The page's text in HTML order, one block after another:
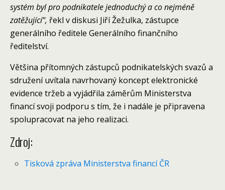
systém byl pro podnikatele jednoduchý a co nejméně
zatěžující“, řekl v diskusi Jiří Žežulka, zástupce
generálního ředitele Generálního finančního
ředitelství.
Většina přítomných zástupců podnikatelských svazů a
sdružení uvítala navrhovaný koncept elektronické
evidence tržeb a vyjádřila záměrům Ministerstva
financí svoji podporu s tím, že i nadále je připravena
spolupracovat na jeho realizaci.
Zdroj:
Tisková zpráva Ministerstva financí ČR